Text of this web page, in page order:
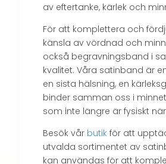
av eftertanke, kärlek och
För att komplettera och
känsla av vördnad och
också begravningsband i
kvalitet. Våra satinband är
en sista hälsning, en
binder samman oss i
som inte längre är fysiskt
Besök vår butik för att
utvalda sortimentet av
kan användas för att